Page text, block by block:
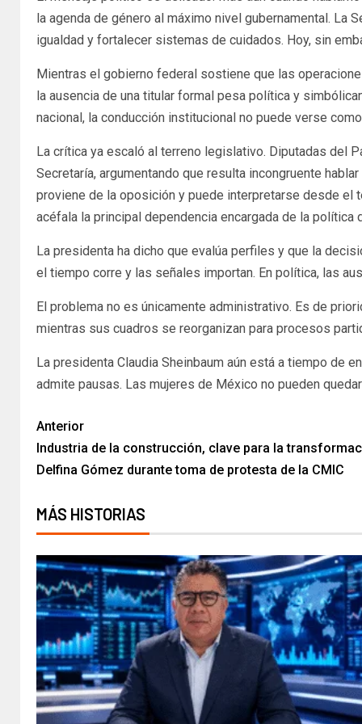
la agenda de género al máximo nivel gubernamental. La
igualdad y fortalecer sistemas de cuidados. Hoy, sin
Mientras el gobierno federal sostiene que las
la ausencia de una titular formal pesa política y
nacional, la conducción institucional no puede verse
La crítica ya escaló al terreno legislativo. Diputadas del
Secretaría, argumentando que resulta incongruente
proviene de la oposición y puede interpretarse desde el
acéfala la principal dependencia encargada de la política
La presidenta ha dicho que evalúa perfiles y que la
el tiempo corre y las señales importan. En política, las
El problema no es únicamente administrativo. Es de
mientras sus cuadros se reorganizan para procesos
La presidenta Claudia Sheinbaum aún está a tiempo de
admite pausas. Las mujeres de México no pueden
Anterior
Industria de la construcción, clave para la
Delfina Gómez durante toma de protesta de la CMIC
MÁS HISTORIAS